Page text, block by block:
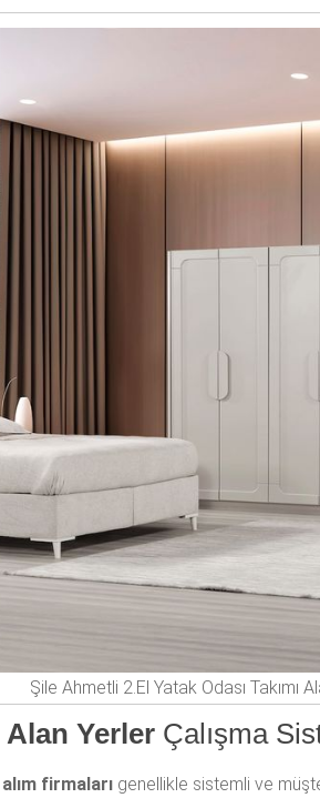
Şile Ahmetli 2.El Yatak Odası Takımı
Alan Yerler Çalışma
firmaları genellikle sistemli ve